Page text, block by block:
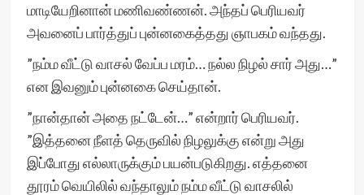
மாடியேறினான் மணிவண்ணன். அந்தப் பெரியவர்
அவனைப் பார்த்துப் புன்னகைத்தது ஞாபகம் வந்தது.
”நம்ம வீட்டு வாசல் வேப்ப மரம்… நல்ல நிழல் சார் அது…”
என இவனும் புன்னகை செய்தான்.
”நான்தான் அதை நட்டேன்…” என்றார் பெரியவர்.
”இத்தனை நீளத் தெருவில் நிழலுக்கு என்று அது
இப்போது எல்லாருக்கும் பயன்படுகிறது. எத்தனை
தூரம் வெயிலில் வந்தாலும் நம்ம வீட்டு வாசலில்